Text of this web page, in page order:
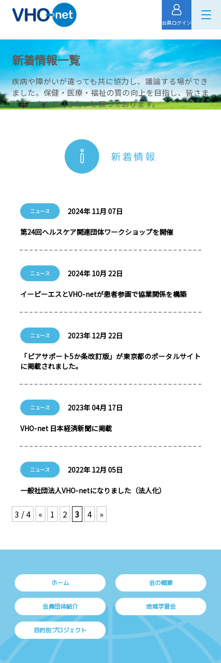
会員ログイン
新着情報一覧
疾病や障がいが違っても共に協力し、議論する場ができ
ました。保健・医療・福祉の質の向上を目指し、皆さま
と共に歩んでいきたいと願っております。
新着情報
ニュース 2024年 11月 07日
第24回ヘルスケア関連団体ワークショップを開催
ニュース 2024年 10月 22日
イーピーエスとVHO-netが患者参画で協業関係を構築
ニュース 2023年 12月 22日
「ピアサポート5か条改訂版」が東京都のポータルサイト
に掲載されました。
ニュース 2023年 04月 17日
VHO-net 日本経済新聞に掲載
ニュース 2022年 12月 05日
一般社団法人VHO-netになりました（法人化）
3 / 4 « 1 2 3 4 »
ホーム 会の概要
会員団体紹介 地域学習会
目的別プロジェクト